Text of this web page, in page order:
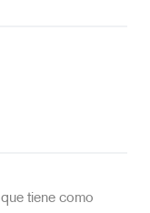
tiene como